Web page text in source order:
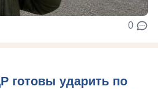
0
готовы ударить по